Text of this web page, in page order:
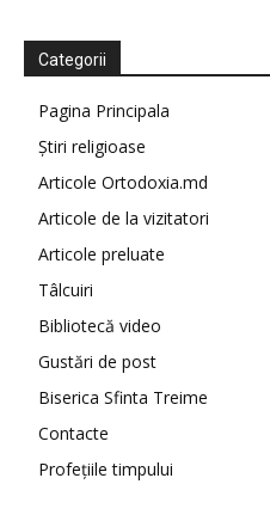
Categorii
Pagina Principala
Știri religioase
Articole Ortodoxia.md
Articole de la vizitatori
Articole preluate
Tâlcuiri
Bibliotecă video
Gustări de post
Biserica Sfinta Treime
Contacte
Profețiile timpului